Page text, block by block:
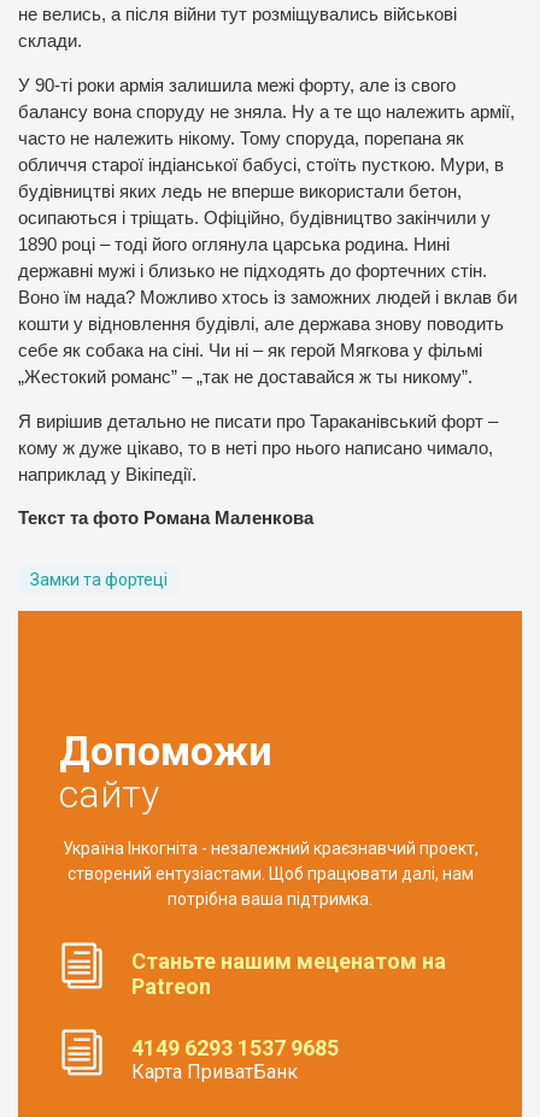
не велись, а після війни тут розміщувались військові
склади.
У 90-ті роки армія залишила межі форту, але із свого
балансу вона споруду не зняла. Ну а те що належить армії,
часто не належить нікому. Тому споруда, порепана як
обличчя старої індіанської бабусі, стоїть пусткою. Мури, в
будівництві яких ледь не вперше використали бетон,
осипаються і тріщать. Офіційно, будівництво закінчили у
1890 році – тоді його оглянула царська родина. Нині
державні мужі і близько не підходять до фортечних стін.
Воно їм нада? Можливо хтось із заможних людей і вклав би
кошти у відновлення будівлі, але держава знову поводить
себе як собака на сіні. Чи ні – як герой Мягкова у фільмі
„Жестокий романс” – „так не доставайся ж ты никому”.
Я вирішив детально не писати про Тараканівський форт –
кому ж дуже цікаво, то в неті про нього написано чимало,
наприклад у Вікіпедії.
Текст та фото Романа Маленкова
Замки та фортеці
Допоможи
сайту
Україна Інкогніта - незалежний краєзнавчий проект,
створений ентузіастами. Щоб працювати далі, нам
потрібна ваша підтримка.
Станьте нашим меценатом на
Patreon
4149 6293 1537 9685
Карта ПриватБанк